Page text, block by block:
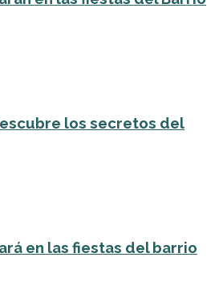
los secretos del
en las fiestas del barrio